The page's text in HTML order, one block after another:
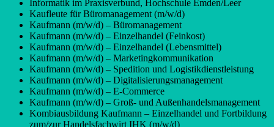
Informatik im Praxisverbund, Hochschule Emden/Leer
Kaufleute für Büromanagement (m/w/d)
Kaufmann (m/w/d) – Büromanagement
Kaufmann (m/w/d) – Einzelhandel (Feinkost)
Kaufmann (m/w/d) – Einzelhandel (Lebensmittel)
Kaufmann (m/w/d) – Marketingkommunikation
Kaufmann (m/w/d) – Spedition und Logistikdienstleistung
Kaufmann (m/w/d) – Digitalisierungsmanagement
Kaufmann (m/w/d) – E-Commerce
Kaufmann (m/w/d) – Groß- und Außenhandelsmanagement
Kombiausbildung Kaufmann – Einzelhandel und Fortbildung
zum/zur Handelsfachwirt IHK (m/w/d)